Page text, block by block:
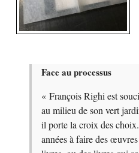
Face au processus
« François Righi est
au milieu de son vert
il porte la croix des
années à faire des